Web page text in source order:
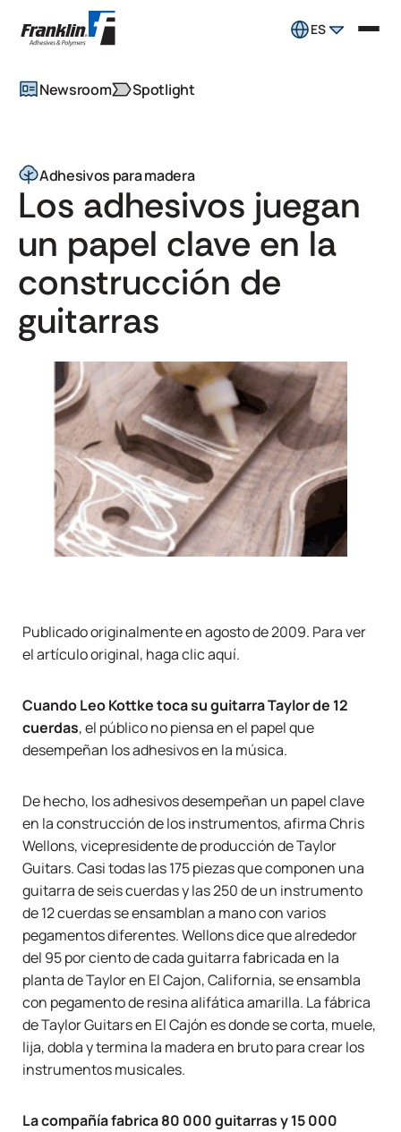
ES
Newsroom Spotlight
Adhesivos para madera
Los adhesivos juegan
un papel clave en la
construcción de
guitarras
Publicado originalmente en agosto de 2009. Para ver
el artículo original, haga clicaquí.
Cuando Leo Kottke toca su guitarra Taylor de 12
cuerdas, el público no piensa en el papel que
desempeñan los adhesivos en la música.
De hecho, los adhesivos desempeñan un papel clave
en la construcción de los instrumentos, afirma Chris
Wellons, vicepresidente de producción de Taylor
Guitars. Casi todas las 175 piezas que componen una
guitarra de seis cuerdas y las 250 de un instrumento
de 12 cuerdas se ensamblan a mano con varios
pegamentos diferentes. Wellons dice que alrededor
del 95 por ciento de cada guitarra fabricada en la
planta de Taylor en El Cajon, California, se ensambla
con pegamento de resina alifática amarilla. La fábrica
de Taylor Guitars en El Cajón es donde se corta, muele,
lija, dobla y termina la madera en bruto para crear los
instrumentos musicales.
La compañía fabrica 80 000 guitarras y 15 000